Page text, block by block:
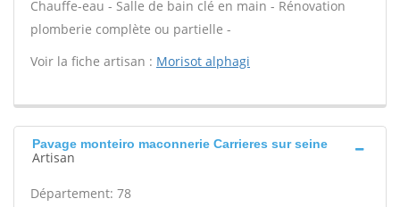
Chauffe-eau - Salle de bain clé en main - Rénovation
plomberie complète ou partielle -
Voir la fiche artisan : Morisot alphagi
Pavage monteiro maconnerie Carrieres sur seine
Artisan
Département: 78